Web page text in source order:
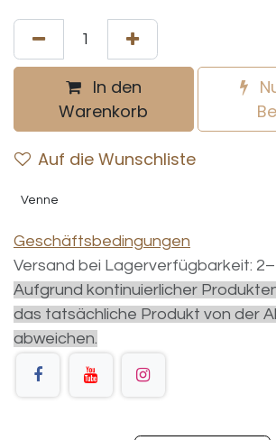
In den
Warenkorb
Auf die Wunschliste
Venne
Geschäftsbedingungen
Versand bei Lagerverfügbarkeit:
Aufgrund kontinuierlicher
das tatsächliche Produkt von der
abweichen.